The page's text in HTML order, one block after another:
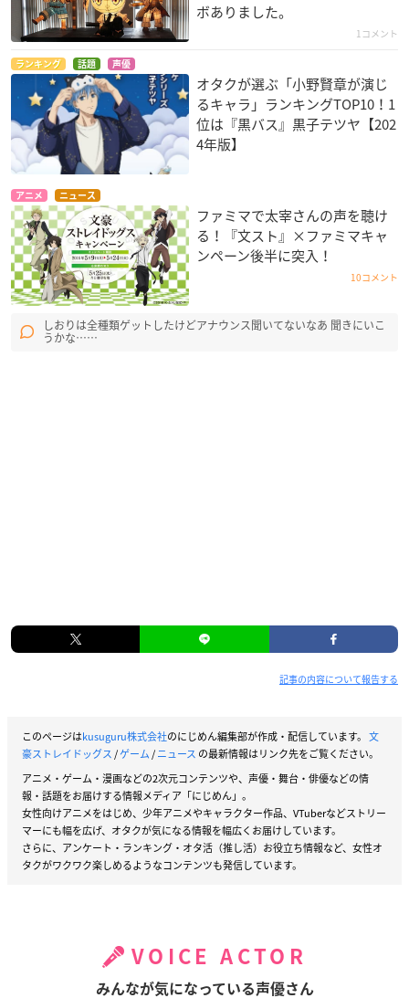
ボありました。
1コメント
ランキング 話題 声優
オタクが選ぶ「小野賢章が演じ
るキャラ」ランキングTOP10！1
位は『黒バス』黒子テツヤ【202
4年版】
アニメ ニュース
ファミマで太宰さんの声を聴け
る！『文スト』×ファミマキャ
ンペーン後半に突入！
10コメント
しおりは全種類ゲットしたけどアナウンス聞いてないなあ 聞きにいこ
うかな……
記事の内容について報告する
このページはkusuguru株式会社のにじめん編集部が作成・配信しています。 文
豪ストレイドッグス/ゲーム/ニュース の最新情報はリンク先をご覧ください。
アニメ・ゲーム・漫画などの2次元コンテンツや、声優・舞台・俳優などの情
報・話題をお届けする情報メディア「にじめん」。
女性向けアニメをはじめ、少年アニメやキャラクター作品、VTuberなどストリー
マーにも幅を広げ、オタクが気になる情報を幅広くお届けしています。
さらに、アンケート・ランキング・オタ活（推し活）お役立ち情報など、女性オ
タクがワクワク楽しめるようなコンテンツも発信しています。
VOICE ACTOR
みんなが気になっている声優さん